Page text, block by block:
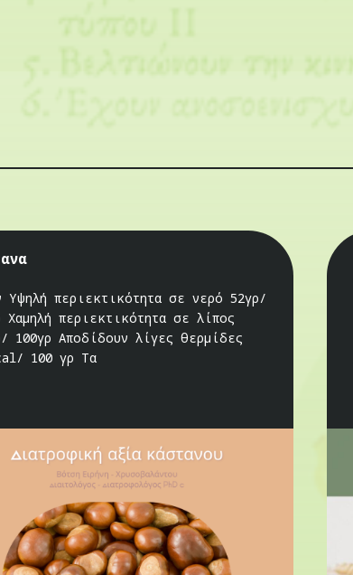
Υψηλή περιεκτικότητα σε νερό 52γρ/
Χαμηλή περιεκτικότητα σε λίπος
100γρ Αποδίδουν λίγες θερμίδες
100 γρ Τα